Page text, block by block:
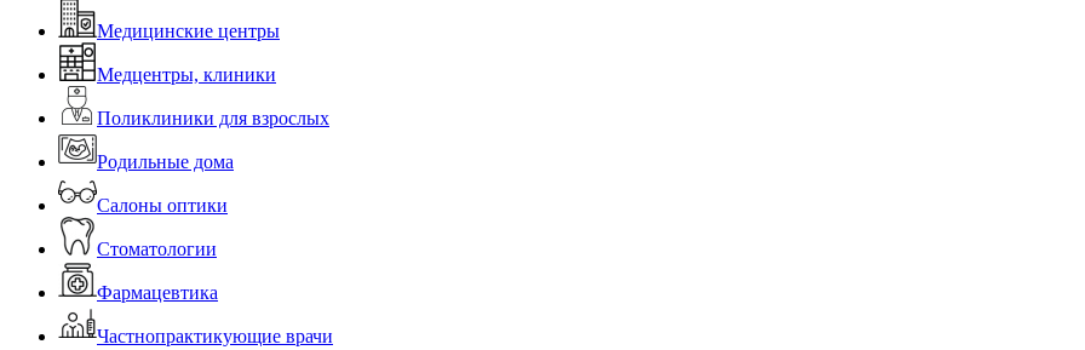
Медицинские центры
Медцентры, клиники
Поликлиники для взрослых
Родильные дома
Салоны оптики
Стоматологии
Фармацевтика
Частнопрактикующие врачи